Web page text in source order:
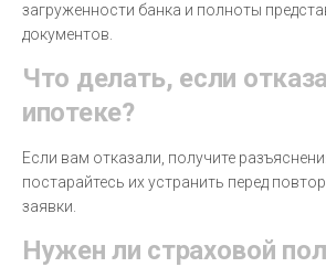
загруженности банка и полноты
документов.
Что делать, если
ипотеке?
Если вам отказали, получите
постарайтесь их устранить перед
заявки.
Нужен ли страховой